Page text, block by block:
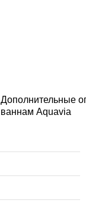
Дополнительные
ваннам Aquavia